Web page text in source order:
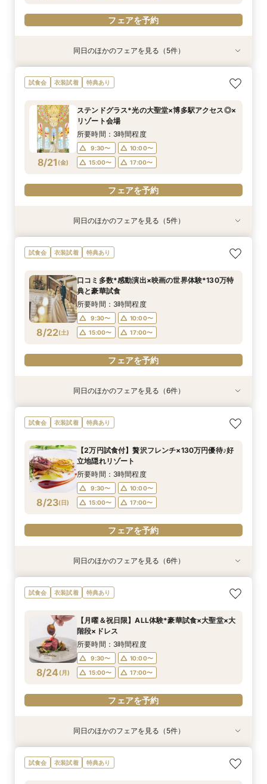
フェアを予約
特典あり
8/20(木)
【自宅で式場見学★】在宅&スマホでOK！オン
ライン相談会♪
10:00〜
フェアを予約
特典あり
8/20(木)
【迷っている方も大歓迎】最短90分×見積もり相
談×次回試食付
10:00〜
17:00〜
フェアを予約
衣装試着 特典あり
8/20(木)
＼前々日〜当日予約◎／フレンチ試食＆直前予約
限定前撮り特典付
9:30〜
15:00〜
17:00〜
フェアを予約
特典あり
8/20(木)
【フォト婚】貸切邸宅で残す大切な一日！期間限
定特典付相談会
9:30〜
15:00〜
17:00〜
フェアを予約
衣装試着 特典あり
8/20(木)
今月限定【130万優待★ドレス試着】光の大聖堂
×特製スイーツ
9:30〜
15:00〜
17:00〜
フェアを予約
同日のほかのフェアを見る（5件）
試食会 衣装試着 特典あり
8/21 (金)
ステンドグラス*光の大聖堂×博多駅アクセス◎×
リゾート会場
所要時間：3時間程度
9:30〜
10:00〜
15:00〜
17:00〜
フェアを予約
特典あり
8/21(金)
【自宅で式場見学★】在宅&スマホでOK！オン
ライン相談会♪
10:00〜
フェアを予約
特典あり
8/21(金)
【迷っている方も大歓迎】最短90分×見積もり相
談×次回試食付
10:00〜
17:00〜
フェアを予約
衣装試着 特典あり
8/21(金)
＼前々日〜当日予約◎／フレンチ試食＆直前予約
限定前撮り特典付
9:30〜
15:00〜
17:00〜
フェアを予約
特典あり
8/21(金)
【フォト婚】貸切邸宅で残す大切な一日！期間限
定特典付相談会
9:30〜
15:00〜
17:00〜
フェアを予約
衣装試着 特典あり
8/21(金)
今月限定【130万優待★ドレス試着】光の大聖堂
×特製スイーツ
9:30〜
15:00〜
17:00〜
フェアを予約
同日のほかのフェアを見る（5件）
試食会 衣装試着 特典あり
8/22(土)
口コミ多数*感動演出×映画の世界体験*130万特
典と豪華試食
所要時間：3時間程度
9:30〜
10:00〜
15:00〜
17:00〜
フェアを予約
特典あり
8/22(土)
【自宅で式場見学★】在宅&スマホでOK！オン
ライン相談会♪
10:00〜 17:00〜
フェアを予約
特典あり
8/22(土)
【迷っている方も大歓迎】最短90分×見積もり相
談×次回試食付
10:00〜
15:00〜
17:00〜
フェアを予約
衣装試着 特典あり
8/22(土)
＼前々日〜当日予約◎／フレンチ試食＆直前予約
限定前撮り特典付
9:30〜
10:00〜
15:00〜
17:00〜
フェアを予約
衣装試着 特典あり
8/22(土)
【120名広々】大人数ゲスト◎好立地の貸切リ
ゾートウエディング
9:30〜
10:00〜
15:00〜
17:00〜
フェアを予約
特典あり
8/22(土)
【フォト婚】貸切邸宅で残す大切な一日！期間限
定特典付相談会
9:30〜
10:00〜
15:00〜
17:00〜
フェアを予約
衣装試着 特典あり
8/22(土)
今月限定【130万優待★ドレス試着】光の大聖堂
×特製スイーツ
9:30〜
10:00〜
15:00〜
17:00〜
フェアを予約
同日のほかのフェアを見る（6件）
試食会 衣装試着 特典あり
8/23(日)
【2万円試食付】贅沢フレンチ×130万円優待♪好
立地隠れリゾート
所要時間：3時間程度
9:30〜
10:00〜
15:00〜
17:00〜
フェアを予約
衣装試着 特典あり
8/23(日
【フリードリンク特典付】試食×最大130万円優
待×リゾート
9:30〜
15:00〜
17:00〜
フェアを予約
特典あり
8/23(日
【自宅で式場見学★】在宅&スマホでOK！オン
ライン相談会♪
10:00〜
フェアを予約
特典あり
8/23(日
【迷っている方も大歓迎】最短90分×見積もり相
談×次回試食付
10:00〜
17:00〜
フェアを予約
衣装試着 特典あり
8/23(日
＼前々日〜当日予約◎／フレンチ試食＆直前予約
限定前撮り特典付
9:30〜
15:00〜
17:00〜
フェアを予約
特典あり
8/23(日
【フォト婚】貸切邸宅で残す大切な一日！期間限
定特典付相談会
9:30〜
15:00〜
17:00〜
フェアを予約
衣装試着 特典あり
8/23(日
今月限定【130万優待★ドレス試着】光の大聖堂
×特製スイーツ
9:30〜
15:00〜
17:00〜
フェアを予約
同日のほかのフェアを見る（6件）
試食会 衣装試着 特典あり
8/24 (月)
【月曜＆祝日限】ALL体験*豪華試食×大聖堂×大
階段×ドレス
所要時間：3時間程度
9:30〜
10:00〜
15:00〜
17:00〜
フェアを予約
特典あり
【自宅で式場見学★】在宅&スマホでOK！オン
ライン相談会♪
特典あり
【迷っている方も大歓迎】最短90分×見積もり相
談×次回試食付
衣装試着 特典あり
＼前々日〜当日予約◎／フレンチ試食＆直前予約
限定前撮り特典付
特典あり
【フォト婚】貸切邸宅で残す大切な一日！期間限
定特典付相談会
衣装試着 特典あり
今月限定【130万優待★ドレス試着】光の大聖堂
×特製スイーツ
同日のほかのフェアを見る（5件）
試食会 衣装試着 特典あり